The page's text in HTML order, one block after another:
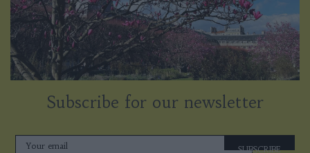
Subscribe for our newsletter
SUBSCRIBE